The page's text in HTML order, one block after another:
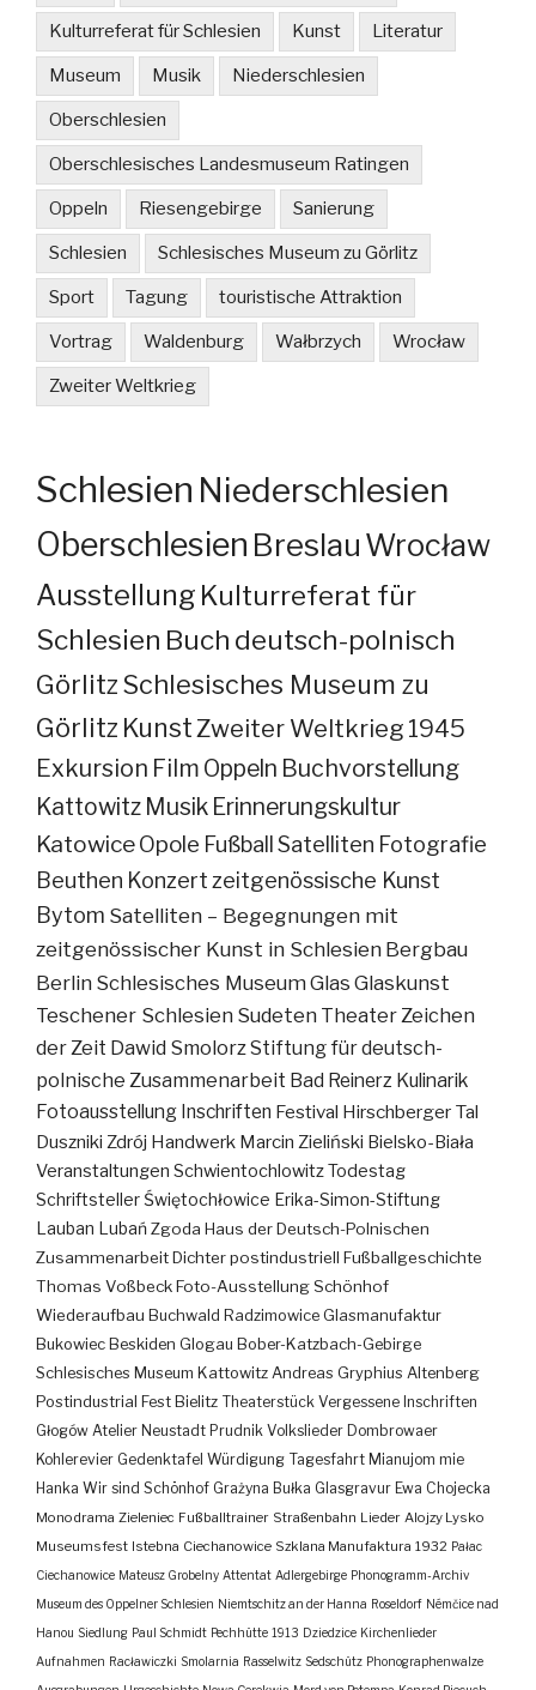
Kulturreferat für Schlesien Kunst Literatur
Museum Musik Niederschlesien
Oberschlesien
Oberschlesisches Landesmuseum Ratingen
Oppeln Riesengebirge Sanierung
Schlesien Schlesisches Museum zu Görlitz
Sport Tagung touristische Attraktion
Vortrag Waldenburg Wałbrzych Wrocław
Zweiter Weltkrieg
Schlesien Niederschlesien
Oberschlesien Breslau Wrocław
Ausstellung Kulturreferat für
Schlesien Buch deutsch-polnisch
GörlitzSchlesisches Museum zu
Görlitz KunstZweiter Weltkrieg 1945
Exkursion Film Oppeln Buchvorstellung
Kattowitz Musik Erinnerungskultur
KatowiceOpole FußballSatelliten Fotografie
Beuthen Konzertzeitgenössische Kunst
Bytom Satelliten – Begegnungen mit
zeitgenössischer Kunst in Schlesien Bergbau
Berlin Schlesisches MuseumGlas Glaskunst
Teschener Schlesien Sudeten TheaterZeichen
der Zeit Dawid SmolorzStiftung für deutsch-
polnische Zusammenarbeit Bad Reinerz Kulinarik
Fotoausstellung Inschriften Festival Hirschberger Tal
Duszniki Zdrój Handwerk Marcin Zieliński Bielsko-Biała
Veranstaltungen SchwientochlowitzTodestag
SchriftstellerŚwiętochłowice Erika-Simon-Stiftung
Lauban
LubańZgoda Haus der Deutsch-Polnischen
ZusammenarbeitDichterpostindustriell Fußballgeschichte
Thomas VoßbeckFoto-AusstellungSchönhof
Wiederaufbau Buchwald Radzimowice Glasmanufaktur
Bukowiec Beskiden Glogau Bober-Katzbach-Gebirge
Schlesisches Museum Kattowitz Andreas Gryphius Altenberg
Postindustrial Fest Bielitz Theaterstück Vergessene Inschriften
Głogów Atelier Neustadt Prudnik Volkslieder Dombrowaer
Kohlerevier Gedenktafel Würdigung Tagesfahrt Mianujom mie
Hanka Wir sind Schönhof Grażyna Bułka Glasgravur Ewa Chojecka
Monodrama Zieleniec Fußballtrainer Straßenbahn Lieder Alojzy Lysko
Museumsfest Istebna Ciechanowice Szklana Manufaktura 1932 Pałac
Ciechanowice Mateusz Grobelny Attentat Adlergebirge Phonogramm-Archiv
Museum des Oppelner Schlesien Niemtschitz an der Hanna Roseldorf Némčice nad
Hanou Siedlung Paul Schmidt Pechhütte 1913 Dziedzice Kirchenlieder
Aufnahmen Racławiczki Smolarnia Rasselwitz Sedschütz Phonographenwalze